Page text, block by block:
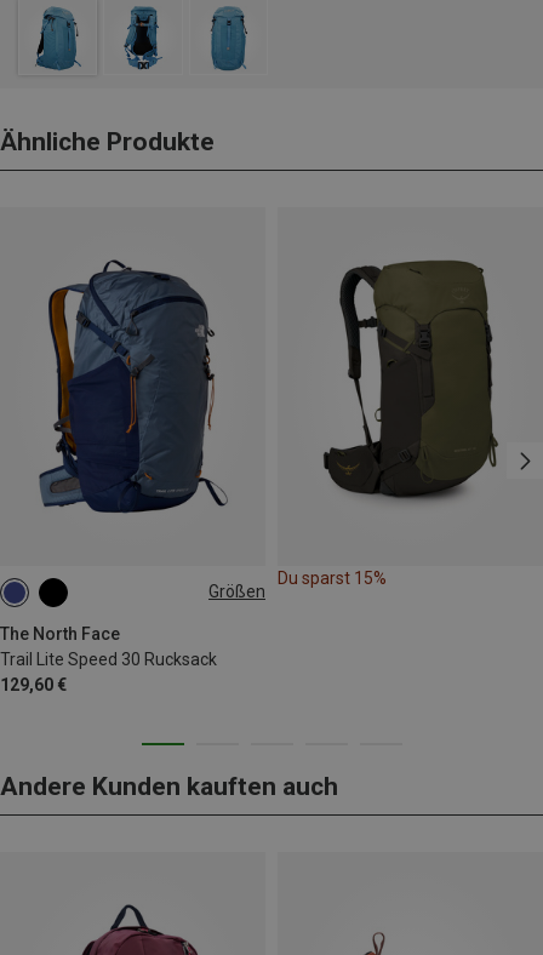
Ähnliche Produkte
Größen
The North Face
Trail Lite Speed 30 Rucksack
129,60 €
30L | L-XL
Du sparst 15%
Andere Kunden kauften auch